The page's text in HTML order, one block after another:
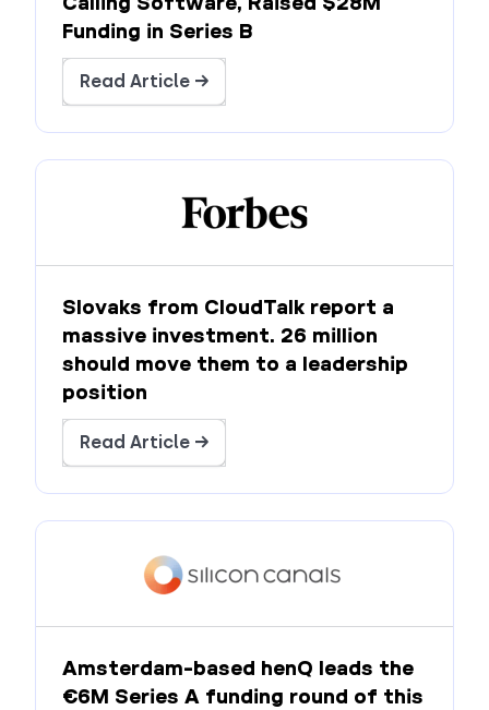
Funding in Series B
Read Article →
Slovaks from CloudTalk report a
massive investment. 26 million
should move them to a leadership
position
Read Article →
Amsterdam-based henQ leads the
€6M Series A funding round of this